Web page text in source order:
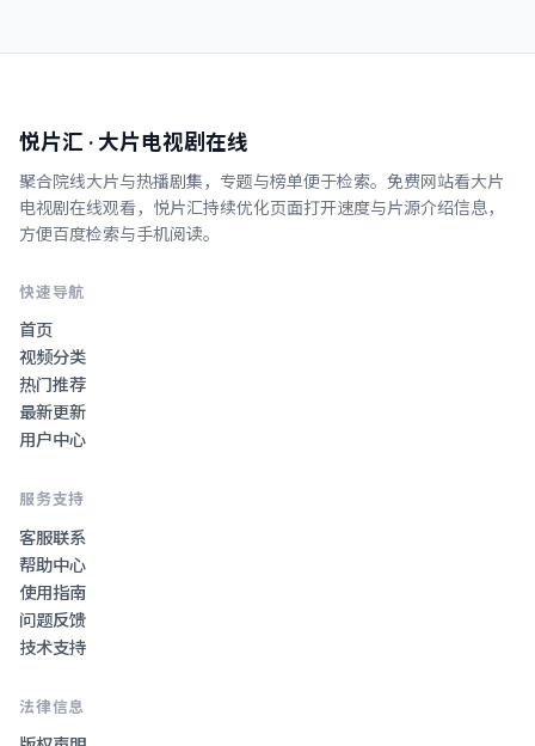
悦片汇 · 大片电视剧在线
聚合院线大片与热播剧集，专题与榜单便于检索。 免费网站看大片
电视剧在线观看 ， 悦片汇持续优化页面打开速度与片源介绍信息，
方便百度检索与手机阅读。
快速导航
首页
视频分类
热门推荐
最新更新
用户中心
服务支持
客服联系
帮助中心
使用指南
问题反馈
技术支持
法律信息